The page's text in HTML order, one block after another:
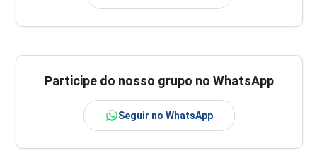
Participe do nosso grupo no WhatsApp
Seguir no WhatsApp